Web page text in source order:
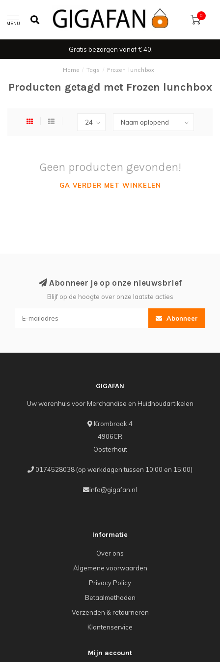
MENU
0
Gratis bezorgen vanaf € 40,-
Home / Tags / Frozen lunchbox
Producten getagd met Frozen lunchbox
Geen producten gevonden!
GA VERDER MET WINKELEN
Abonneer je op onze nieuwsbrief
Blijf op de hoogte over onze laatste acties
Abonneer
GIGAFAN
Uw warenhuis voor Merchandise en Huidhoudartikelen
Krombraak 4
4906CR
Oosterhout
0174528038 (op werkdagen tussen 10:00 en 15:00)
info@gigafan.nl
Informatie
Over ons
Algemene voorwaarden
Privacy Policy
Betaalmethoden
Verzenden & retourneren
Klantenservice
Mijn account